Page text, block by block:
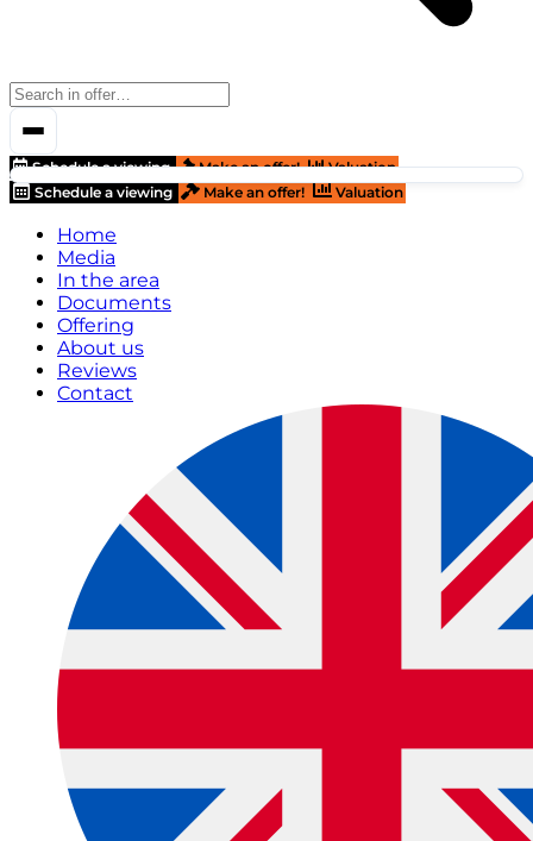
Schedule a viewing Make an offer!
Valuation
Schedule a viewing
Make an offer! Valuation
Home
Media
In the area
Documents
Offering
About us
Reviews
Contact